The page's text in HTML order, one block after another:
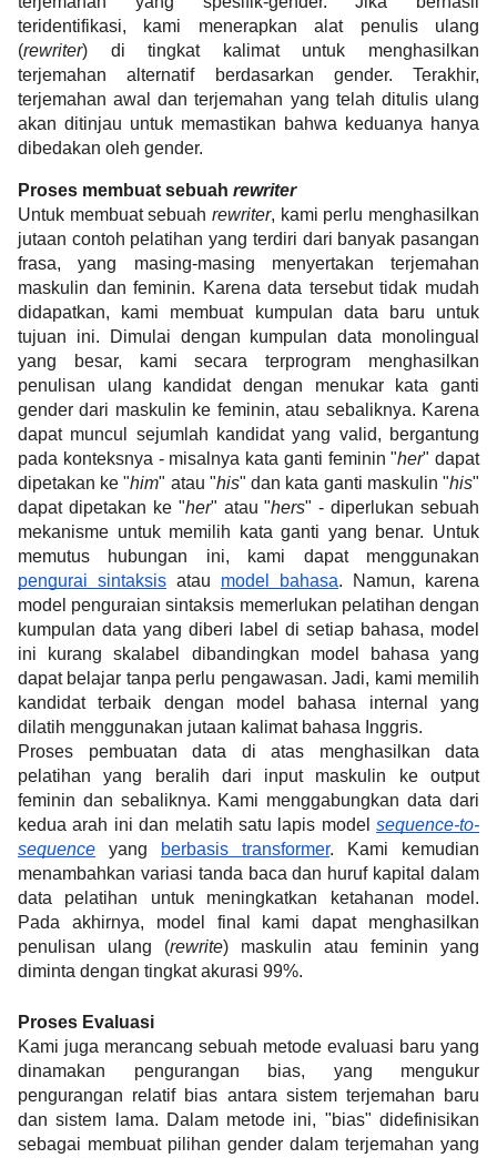
teridentifikasi, kami menerapkan alat penulis ulang
(rewriter)
di tingkat kalimat untuk menghasilkan
terjemahan alternatif berdasarkan gender. Terakhir,
terjemahan awal dan terjemahan yang telah ditulis ulang
akan ditinjau untuk memastikan bahwa keduanya hanya
dibedakan oleh gender.
Proses membuat sebuah rewriter
Untuk membuat sebuah rewriter, kami perlu menghasilkan
jutaan contoh pelatihan yang terdiri dari banyak pasangan
frasa, yang masing-masing menyertakan terjemahan
maskulin dan feminin. Karena data tersebut tidak mudah
didapatkan, kami membuat kumpulan data baru untuk
tujuan ini. Dimulai dengan kumpulan data monolingual
yang besar, kami secara terprogram menghasilkan
penulisan ulang kandidat dengan menukar kata ganti
gender dari maskulin ke feminin, atau sebaliknya. Karena
dapat muncul sejumlah kandidat yang valid, bergantung
pada konteksnya - misalnya kata ganti feminin "her" dapat
dipetakan ke "him" atau "his" dan kata ganti maskulin "his"
dapat dipetakan ke "her" atau "hers" - diperlukan sebuah
mekanisme untuk memilih kata ganti yang benar. Untuk
pengurai sintaksis atau model bahasa. Namun, karena
model penguraian sintaksis memerlukan pelatihan dengan
kumpulan data yang diberi label di setiap bahasa, model
ini kurang skalabel dibandingkan model bahasa yang
dapat belajar tanpa perlu pengawasan. Jadi, kami memilih
kandidat terbaik dengan model bahasa internal yang
dilatih menggunakan jutaan kalimat bahasa Inggris.
Proses pembuatan data di atas menghasilkan data
pelatihan yang beralih dari input maskulin ke output
feminin dan sebaliknya. Kami menggabungkan data dari
kedua arah ini dan melatih satu lapis model sequence-to-
sequence yang berbasis transformer. Kami kemudian
menambahkan variasi tanda baca dan huruf kapital dalam
data pelatihan untuk meningkatkan ketahanan model.
Pada akhirnya, model final kami dapat menghasilkan
penulisan ulang (rewrite) maskulin atau feminin yang
diminta dengan tingkat akurasi 99%.
Proses Evaluasi
Kami juga merancang sebuah metode evaluasi baru yang
dinamakan pengurangan bias, yang mengukur
pengurangan relatif bias antara sistem terjemahan baru
dan sistem lama. Dalam metode ini, "bias" didefinisikan
sebagai membuat pilihan gender dalam terjemahan yang